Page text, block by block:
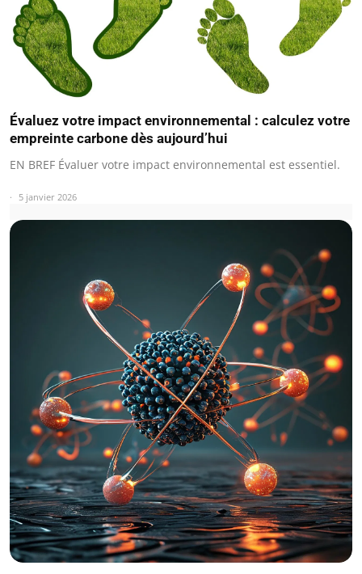
Évaluez votre impact environnemental : calculez votre
empreinte carbone dès aujourd’hui
EN BREF Évaluer votre impact environnemental est essentiel.
5 janvier 2026